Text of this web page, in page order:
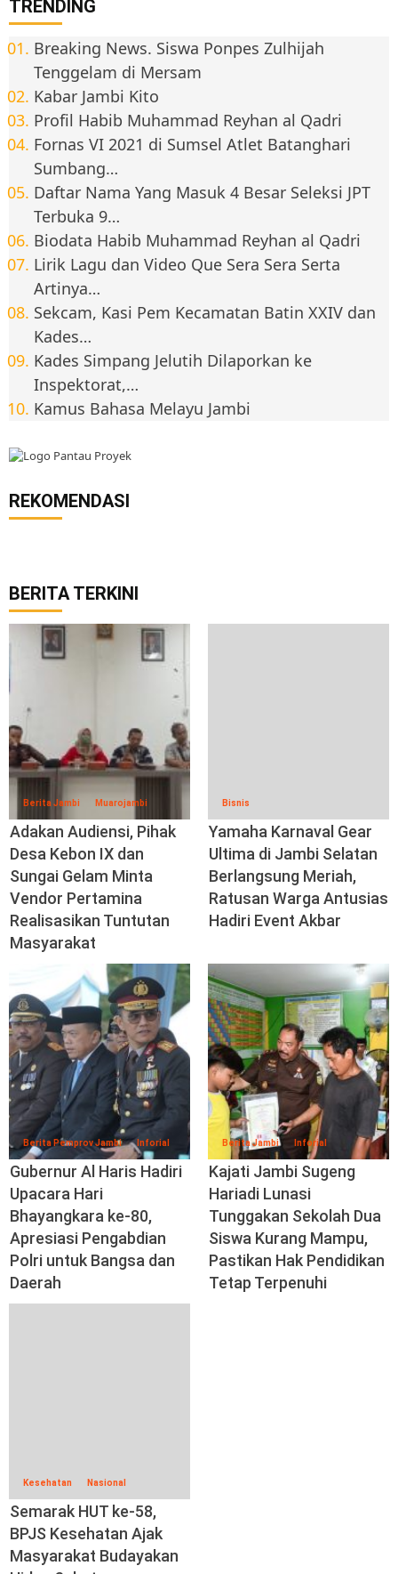
TRENDING
Breaking News. Siswa Ponpes Zulhijah
Tenggelam di Mersam
Kabar Jambi Kito
Profil Habib Muhammad Reyhan al Qadri
Fornas VI 2021 di Sumsel Atlet Batanghari
Sumbang…
Daftar Nama Yang Masuk 4 Besar Seleksi JPT
Terbuka 9…
Biodata Habib Muhammad Reyhan al Qadri
Lirik Lagu dan Video Que Sera Sera Serta
Artinya…
Sekcam, Kasi Pem Kecamatan Batin XXIV dan
Kades…
Kades Simpang Jelutih Dilaporkan ke
Inspektorat,…
Kamus Bahasa Melayu Jambi
REKOMENDASI
BERITA TERKINI
Berita Jambi Muarojambi
Adakan Audiensi, Pihak
Desa Kebon IX dan
Sungai Gelam Minta
Vendor Pertamina
Realisasikan Tuntutan
Masyarakat
Bisnis
Yamaha Karnaval Gear
Ultima di Jambi Selatan
Berlangsung Meriah,
Ratusan Warga Antusias
Hadiri Event Akbar
Berita Pemprov Jambi Inforial
Gubernur Al Haris Hadiri
Upacara Hari
Bhayangkara ke-80,
Apresiasi Pengabdian
Polri untuk Bangsa dan
Daerah
Berita Jambi Inforial
Kajati Jambi Sugeng
Hariadi Lunasi
Tunggakan Sekolah Dua
Siswa Kurang Mampu,
Pastikan Hak Pendidikan
Tetap Terpenuhi
Kesehatan Nasional
Semarak HUT ke-58,
BPJS Kesehatan Ajak
Masyarakat Budayakan